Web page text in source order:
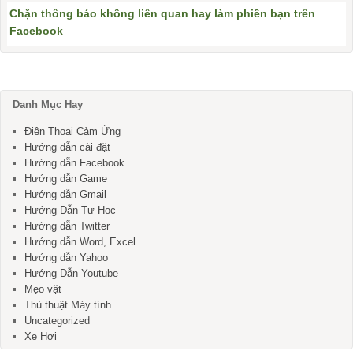
Chặn thông báo không liên quan hay làm phiền bạn trên
Facebook
Danh Mục Hay
Điện Thoại Cảm Ứng
Hướng dẫn cài đặt
Hướng dẫn Facebook
Hướng dẫn Game
Hướng dẫn Gmail
Hướng Dẫn Tự Học
Hướng dẫn Twitter
Hướng dẫn Word, Excel
Hướng dẫn Yahoo
Hướng Dẫn Youtube
Mẹo vặt
Thủ thuật Máy tính
Uncategorized
Xe Hơi